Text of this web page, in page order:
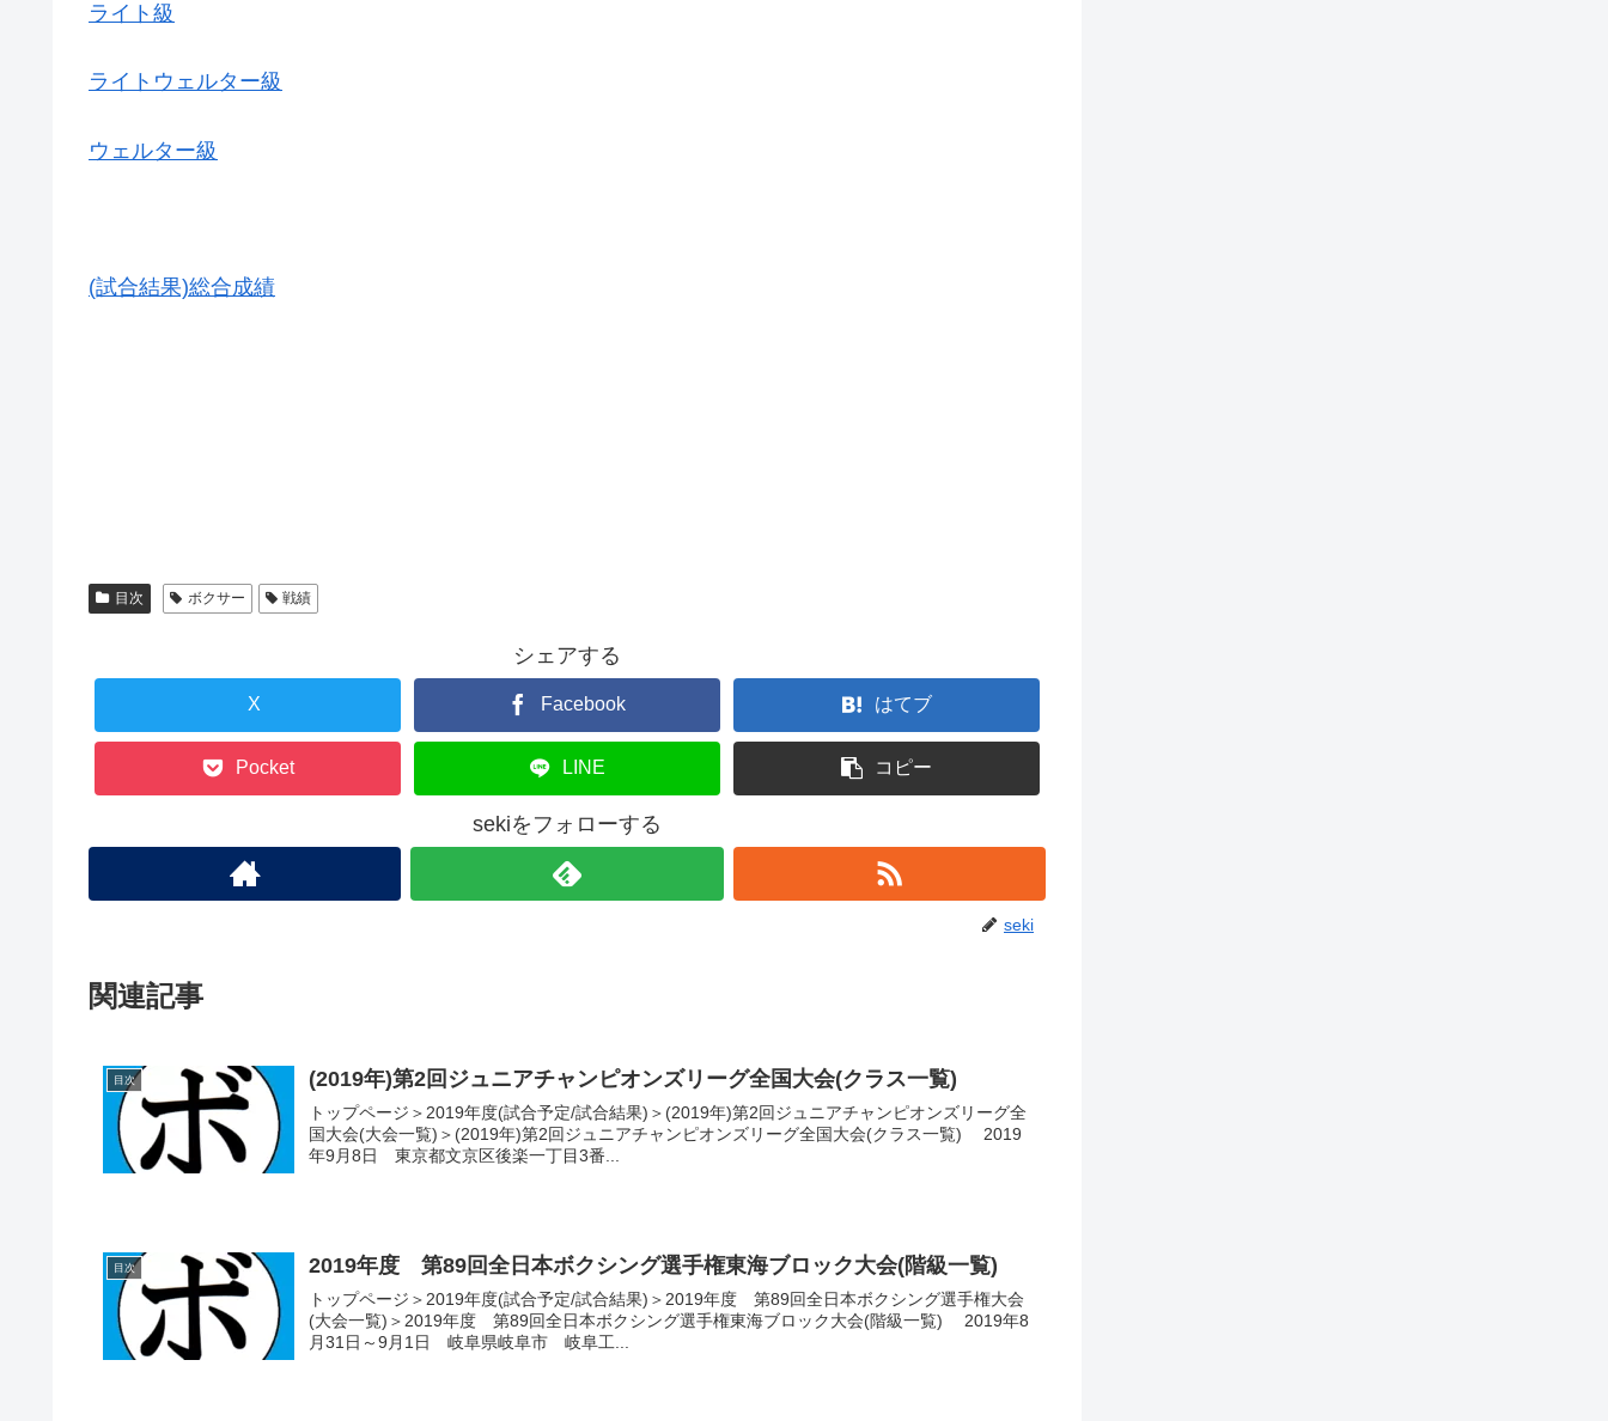
ライト級
ライトウェルター級
ウェルター級
(試合結果)総合成績
目次 ボクサー 戦績
シェアする
X Facebook はてブ
Pocket LINE コピー
sekiをフォローする
seki
関連記事
目次 (2019年)第2回ジュニアチャンピオンズリーグ全国大会(クラス一覧)
トップページ＞2019年度(試合予定/試合結果)＞(2019年)第2回ジュニアチャンピオンズリーグ全
国大会(大会一覧)＞(2019年)第2回ジュニアチャンピオンズリーグ全国大会(クラス一覧) 2019
年9月8日 東京都文京区後楽一丁目3番...
目次 2019年度 第89回全日本ボクシング選手権東海ブロック大会(階級一覧)
トップページ＞2019年度(試合予定/試合結果)＞2019年度 第89回全日本ボクシング選手権大会
(大会一覧)＞2019年度 第89回全日本ボクシング選手権東海ブロック大会(階級一覧) 2019年8
月31日～9月1日 岐阜県岐阜市 岐阜工...